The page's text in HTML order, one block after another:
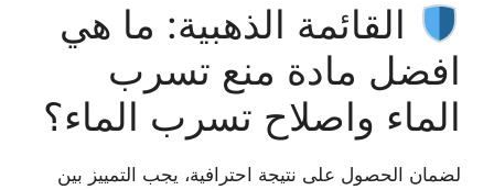
القائمة الذهبية: ما هي
افضل مادة منع تسرب
الماء واصلاح تسرب الماء؟
لضمان الحصول على نتيجة احترافية، يجب التمييز بين